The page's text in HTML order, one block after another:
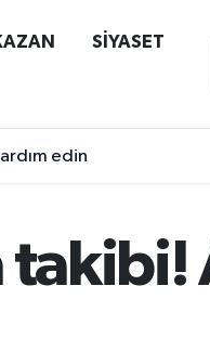
SİYASET
edin
takibi!